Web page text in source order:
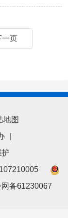
一页
地图
护
备61230067